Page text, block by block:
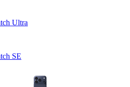
Ultra
SE